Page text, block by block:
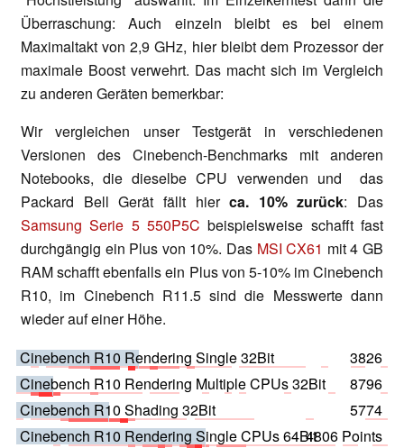
Überraschung: Auch einzeln bleibt es bei einem
Maximaltakt von 2,9 GHz, hier bleibt dem Prozessor der
maximale Boost verwehrt. Das macht sich im Vergleich
zu anderen Geräten bemerkbar:
Wir vergleichen unser Testgerät in verschiedenen
Versionen des Cinebench-Benchmarks mit anderen
Notebooks, die dieselbe CPU verwenden und das
Packard Bell Gerät fällt hierca. 10% zurück: Das
Samsung Serie 5 550P5C beispielsweise schafft fast
durchgängig ein Plus von 10%. Das MSI CX61 mit 4 GB
RAM schafft ebenfalls ein Plus von 5-10% im Cinebench
R10, im Cinebench R11.5 sind die Messwerte dann
wieder auf einer Höhe.
Cinebench R10 Rendering Single 32Bit
3826
Cinebench R10 Rendering Multiple CPUs 32Bit
8796
Cinebench R10 Shading 32Bit
5774
Cinebench R10 Rendering Single CPUs 64Bit4806 Points